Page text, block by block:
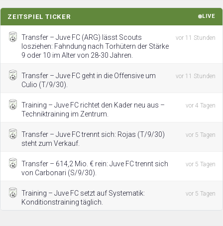
ZEITSPIEL TICKER LIVE
Transfer – Juve FC (ARG) lässt Scouts
losziehen: Fahndung nach Torhütern der Stärke
9 oder 10 im Alter von 28-30 Jahren.
vor 11 Stunden
Transfer – Juve FC geht in die Offensive um
Culio (T/9/30).
vor 11 Stunden
Training – Juve FC richtet den Kader neu aus –
Techniktraining im Zentrum.
vor 4 Tagen
Transfer – Juve FC trennt sich: Rojas (T/9/30)
steht zum Verkauf.
vor 5 Tagen
Transfer – 614,2 Mio. € rein: Juve FC trennt sich
von Carbonari (S/9/30).
vor 5 Tagen
Training – Juve FC setzt auf Systematik:
Konditionstraining täglich.
vor 5 Tagen